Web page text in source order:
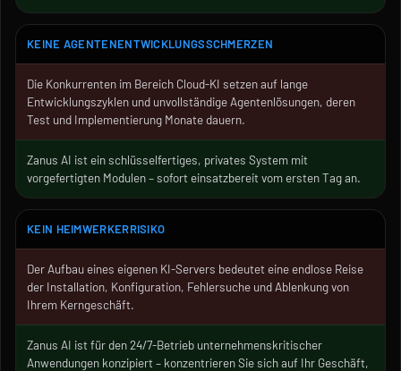
KEINE AGENTENENTWICKLUNGSSCHMERZEN
Die Konkurrenten im Bereich Cloud-KI setzen auf lange
Entwicklungszyklen und unvollständige Agentenlösungen, deren
Test und Implementierung Monate dauern.
Zanus AI ist ein schlüsselfertiges, privates System mit
vorgefertigten Modulen – sofort einsatzbereit vom ersten Tag an.
KEIN HEIMWERKERRISIKO
Der Aufbau eines eigenen KI-Servers bedeutet eine endlose Reise
der Installation, Konfiguration, Fehlersuche und Ablenkung von
Ihrem Kerngeschäft.
Zanus AI ist für den 24/7-Betrieb unternehmenskritischer
Anwendungen konzipiert – konzentrieren Sie sich auf Ihr Geschäft,